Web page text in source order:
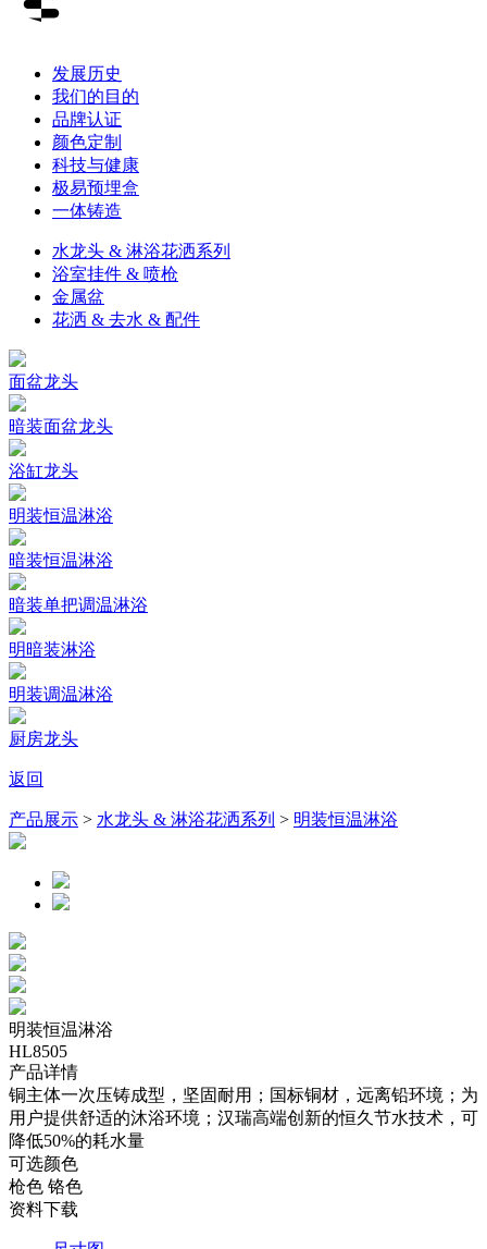
发展历史
我们的目的
品牌认证
颜色定制
科技与健康
极易预埋盒
一体铸造
水龙头 & 淋浴花洒系列
浴室挂件 & 喷枪
金属盆
花洒 & 去水 & 配件
面盆龙头
暗装面盆龙头
浴缸龙头
明装恒温淋浴
暗装恒温淋浴
暗装单把调温淋浴
明暗装淋浴
明装调温淋浴
厨房龙头
返回
产品展示 > 水龙头 & 淋浴花洒系列 > 明装恒温淋浴
明装恒温淋浴
HL8505
产品详情
铜主体一次压铸成型，坚固耐用；国标铜材，远离铅环境；为
用户提供舒适的沐浴环境；汉瑞高端创新的恒久节水技术，可
降低50%的耗水量
可选颜色
枪色 铬色
资料下载